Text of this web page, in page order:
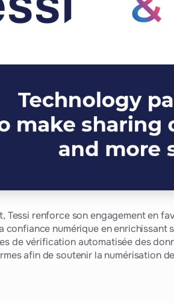
Tessi renforce son engagement en
confiance numérique en enrichissant
de vérification automatisée des
afin de soutenir la numérisation